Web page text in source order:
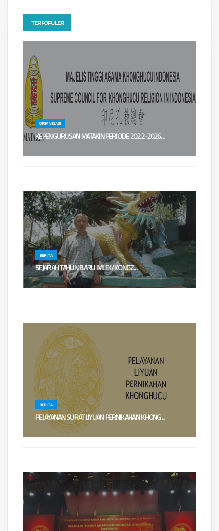
TERPOPULER
ORGANISASI
KEPENGURUSAN MATAKIN PERIODE 2022-2026...
BERITA
​​​SEJARAH TAHUN BARU IMLEK/KONGZ...
SEJARAH TAHUN BARU IMLEK/KONGZILIOleh : Ws. Chandra
BERITA
PELAYANAN SURAT LIYUAN PERNIKAHAN KHONG...
Dewan Rohaniwan/Pengurus Pusat Majelis Tinggi Agama Khonghucu